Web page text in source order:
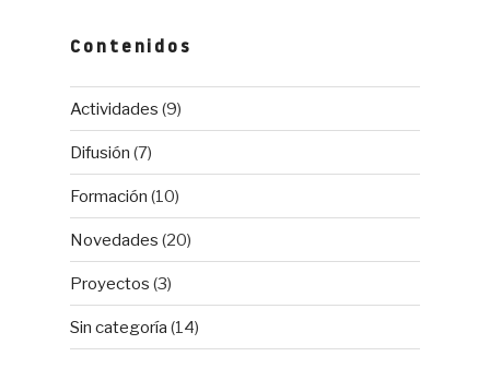
Contenidos
Actividades (9)
Difusión (7)
Formación (10)
Novedades (20)
Proyectos (3)
Sin categoría (14)